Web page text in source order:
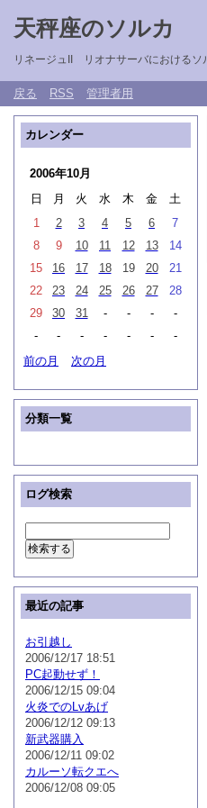
天秤座のソルカ
リネージュII リオナサーバにおけるソ
戻る RSS 管理者用
カレンダー
2006年10月
日
月 火 水 木 金
土
1
2 3 4 5 6
7
8
9 10 11 12 13
14
15
16 17 18 19 20
21
22
23 24 25 26 27
28
29
30 31 - - -
-
-
- - - - -
-
前の月
次の月
分類一覧
ログ検索
最近の記事
お引越し
2006/12/17 18:51
PC起動せず！
2006/12/15 09:04
火炎でのLvあげ
2006/12/12 09:13
新武器購入
2006/12/11 09:02
カルーソ転クエへ
2006/12/08 09:05